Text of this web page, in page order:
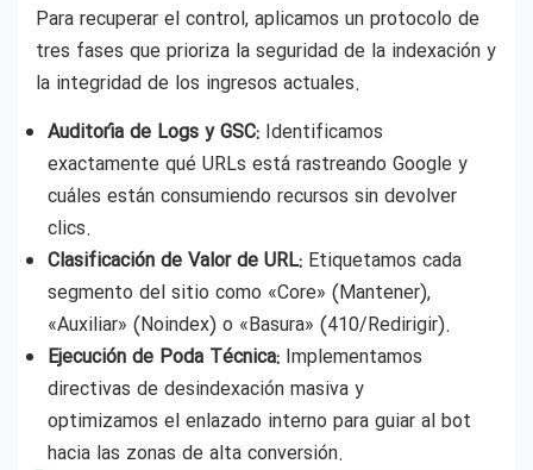
Para recuperar el control, aplicamos un protocolo de
tres fases que prioriza la seguridad de la indexación y
la integridad de los ingresos actuales.
Auditoría de Logs y GSC: Identificamos
exactamente qué URLs está rastreando Google y
cuáles están consumiendo recursos sin devolver
clics.
Clasificación de Valor de URL: Etiquetamos cada
segmento del sitio como «Core» (Mantener),
«Auxiliar» (Noindex) o «Basura» (410/Redirigir).
Ejecución de Poda Técnica: Implementamos
directivas de desindexación masiva y
optimizamos el enlazado interno para guiar al bot
hacia las zonas de alta conversión.